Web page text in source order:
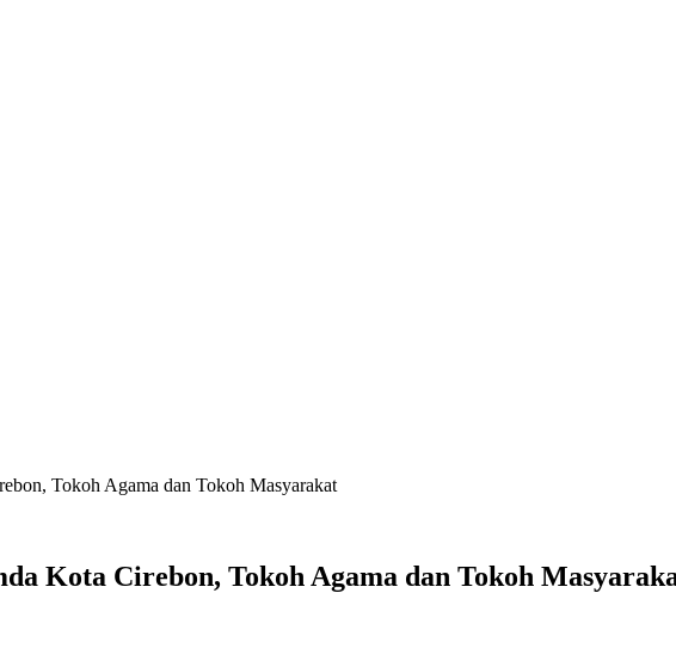
Tokoh Agama dan Tokoh Masyarakat
Kota Cirebon, Tokoh Agama dan Tokoh